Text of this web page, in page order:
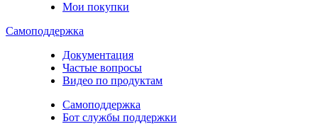
Мои покупки
Самоподдержка
Документация
Частые вопросы
Видео по продуктам
Самоподдержка
Бот службы поддержки